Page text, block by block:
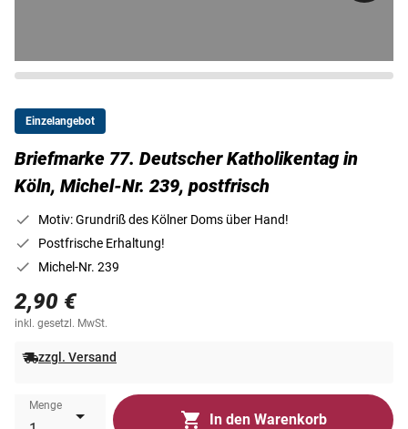
Einzelangebot
Briefmarke 77. Deutscher Katholikentag in
Köln, Michel-Nr. 239, postfrisch
Motiv: Grundriß des Kölner Doms über Hand!
Postfrische Erhaltung!
Michel-Nr. 239
2,90 €
inkl. gesetzl. MwSt.
zzgl. Versand
Menge
In den Warenkorb